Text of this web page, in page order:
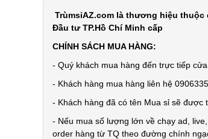
TrùmsỉAZ.com là thương hiệu thuộc
Đầu tư TP.Hồ Chí Minh cấp
CHÍNH SÁCH MUA HÀNG:
- Quý khách mua hàng đến trực tiếp
- Khách hàng mua hàng liên hệ
- Khách hàng đã có tên Mua sỉ sẽ được
- Nếu mua số lượng lớn về chạy ad,
order hàng từ TQ theo đường chính